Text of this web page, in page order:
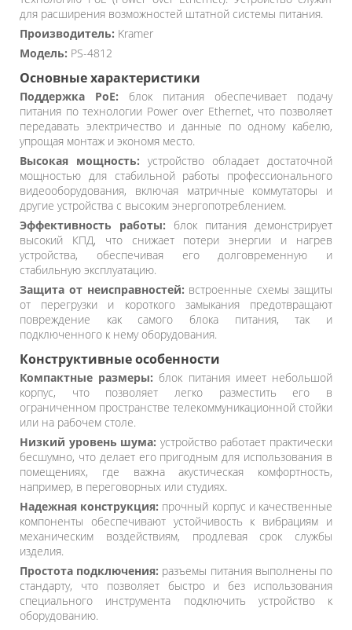
для расширения возможностей штатной системы питания.
Производитель: Kramer
Модель: PS-4812
Основные характеристики
Поддержка PoE: блок питания обеспечивает подачу
питания по технологии Power over Ethernet, что позволяет
передавать электричество и данные по одному кабелю,
упрощая монтаж и экономя место.
Высокая мощность: устройство обладает достаточной
мощностью для стабильной работы профессионального
видеооборудования, включая матричные коммутаторы и
другие устройства с высоким энергопотреблением.
Эффективность работы: блок питания демонстрирует
высокий КПД, что снижает потери энергии и нагрев
устройства, обеспечивая его долговременную и
стабильную эксплуатацию.
Защита от неисправностей: встроенные схемы защиты
от перегрузки и короткого замыкания предотвращают
повреждение как самого блока питания, так и
подключенного к нему оборудования.
Конструктивные особенности
Компактные размеры: блок питания имеет небольшой
корпус, что позволяет легко разместить его в
ограниченном пространстве телекоммуникационной стойки
или на рабочем столе.
Низкий уровень шума: устройство работает практически
бесшумно, что делает его пригодным для использования в
помещениях, где важна акустическая комфортность,
например, в переговорных или студиях.
Надежная конструкция: прочный корпус и качественные
компоненты обеспечивают устойчивость к вибрациям и
механическим воздействиям, продлевая срок службы
изделия.
Простота подключения: разъемы питания выполнены по
стандарту, что позволяет быстро и без использования
специального инструмента подключить устройство к
оборудованию.